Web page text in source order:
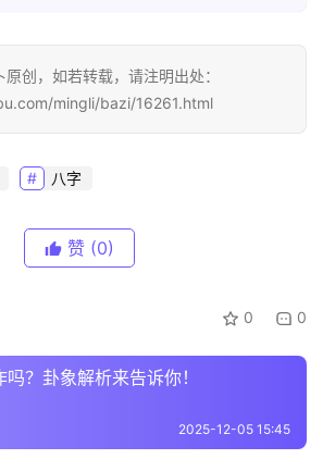
创，如若转载，请注明出处：
mingli/bazi/16261.html
八字
赞 (0)
0 0
？卦象解析来告诉你！
2025-12-05 15:45